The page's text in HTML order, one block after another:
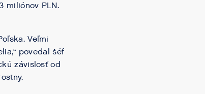
miliónov PLN.
Veľmi
povedal šéf
závislosť od